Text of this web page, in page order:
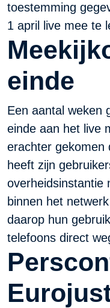
toestemming
1 april live mee te
einde
Een aantal weken
einde aan het live
erachter gekomen
heeft zijn
overheidsinstantie
binnen het
daarop hun
telefoons direct